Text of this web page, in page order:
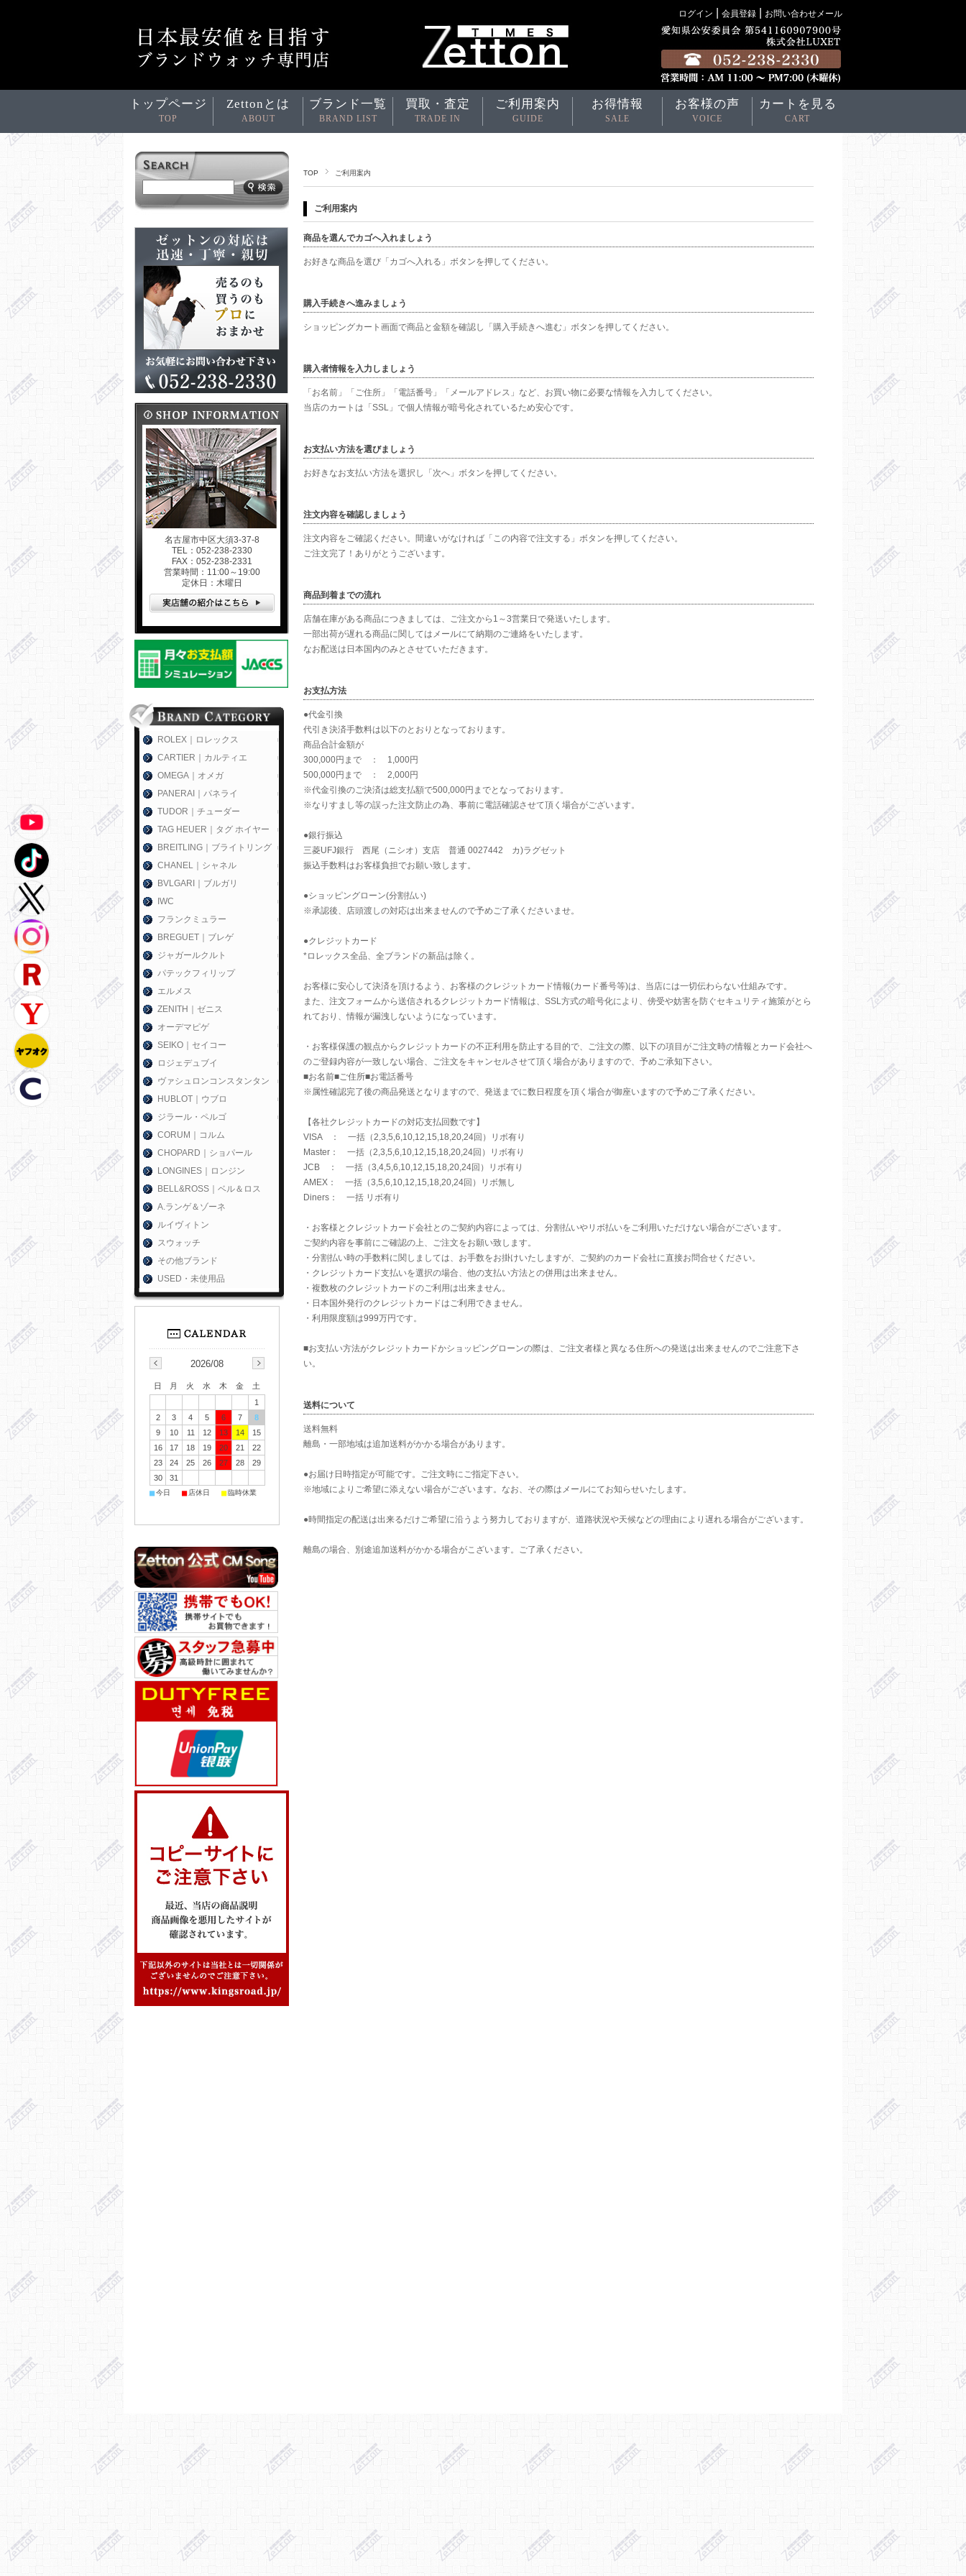
ログイン 会員登録 お問い合わせメール
トップページ
TOP
Zettonとは
ABOUT
ブランド一覧
BRAND LIST
買取・査定
TRADE IN
ご利用案内
GUIDE
お得情報
SALE
お客様の声
VOICE
カートを見る
CART
TOP ご利用案内
ご利用案内
商品を選んでカゴへ入れましょう
お好きな商品を選び「カゴへ入れる」ボタンを押してください。
購入手続きへ進みましょう
ショッピングカート画面で商品と金額を確認し「購入手続きへ進む」ボタンを押してください。
購入者情報を入力しましょう
「お名前」「ご住所」「電話番号」「メールアドレス」など、お買い物に必要な情報を入力してください。
当店のカートは「SSL」で個人情報が暗号化されているため安心です。
お支払い方法を選びましょう
お好きなお支払い方法を選択し「次へ」ボタンを押してください。
注文内容を確認しましょう
注文内容をご確認ください。間違いがなければ「この内容で注文する」ボタンを押してください。
ご注文完了！ありがとうございます。
商品到着までの流れ
店舗在庫がある商品につきましては、ご注文から1～3営業日で発送いたします。
一部出荷が遅れる商品に関してはメールにて納期のご連絡をいたします。
なお配送は日本国内のみとさせていただきます。
お支払方法
●代金引換
代引き決済手数料は以下のとおりとなっております。
商品合計金額が
300,000円まで ： 1,000円
500,000円まで ： 2,000円
※代金引換のご決済は総支払額で500,000円までとなっております。
※なりすまし等の誤った注文防止の為、事前に電話確認させて頂く場合がございます。
●銀行振込
三菱UFJ銀行 西尾（ニシオ）支店 普通 0027442 カ)ラグゼット
振込手数料はお客様負担でお願い致します。
●ショッピングローン(分割払い)
※承認後、店頭渡しの対応は出来ませんので予めご了承くださいませ。
●クレジットカード
*ロレックス全品、全ブランドの新品は除く。
お客様に安心して決済を頂けるよう、お客様のクレジットカード情報(カード番号等)は、当店には一切伝わらない仕組みです。
また、注文フォームから送信されるクレジットカード情報は、SSL方式の暗号化により、傍受や妨害を防ぐセキュリティ施策がとら
れており、情報が漏洩しないようになっています。
・お客様保護の観点からクレジットカードの不正利用を防止する目的で、ご注文の際、以下の項目がご注文時の情報とカード会社へ
のご登録内容が一致しない場合、ご注文をキャンセルさせて頂く場合がありますので、予めご承知下さい。
■お名前■ご住所■お電話番号
※属性確認完了後の商品発送となりますので、発送までに数日程度を頂く場合が御座いますので予めご了承ください。
【各社クレジットカードの対応支払回数です】
VISA ： 一括（2,3,5,6,10,12,15,18,20,24回）リボ有り
Master： 一括（2,3,5,6,10,12,15,18,20,24回）リボ有り
JCB ： 一括（3,4,5,6,10,12,15,18,20,24回）リボ有り
AMEX： 一括（3,5,6,10,12,15,18,20,24回）リボ無し
Diners： 一括 リボ有り
・お客様とクレジットカード会社とのご契約内容によっては、分割払いやリボ払いをご利用いただけない場合がございます。
ご契約内容を事前にご確認の上、ご注文をお願い致します。
・分割払い時の手数料に関しましては、お手数をお掛けいたしますが、ご契約のカード会社に直接お問合せください。
・クレジットカード支払いを選択の場合、他の支払い方法との併用は出来ません。
・複数枚のクレジットカードのご利用は出来ません。
・日本国外発行のクレジットカードはご利用できません。
・利用限度額は999万円です。
■お支払い方法がクレジットカードかショッピングローンの際は、ご注文者様と異なる住所への発送は出来ませんのでご注意下さ
い。
送料について
送料無料
離島・一部地域は追加送料がかかる場合があります。
●お届け日時指定が可能です。ご注文時にご指定下さい。
※地域によりご希望に添えない場合がございます。なお、その際はメールにてお知らせいたします。
●時間指定の配送は出来るだけご希望に沿うよう努力しておりますが、道路状況や天候などの理由により遅れる場合がございます。
離島の場合、別途追加送料がかかる場合がこざいます。ご了承ください。
名古屋市中区大須3-37-8
TEL：052-238-2330
FAX：052-238-2331
営業時間：11:00～19:00
定休日：木曜日
ROLEX｜ロレックス
CARTIER｜カルティエ
OMEGA｜オメガ
PANERAI｜パネライ
TUDOR｜チューダー
TAG HEUER｜タグ ホイヤー
BREITLING｜ブライトリング
CHANEL｜シャネル
BVLGARI｜ブルガリ
IWC
フランクミュラー
BREGUET｜ブレゲ
ジャガールクルト
パテックフィリップ
エルメス
ZENITH｜ゼニス
オーデマピゲ
SEIKO｜セイコー
ロジェデュブイ
ヴァシュロンコンスタンタン
HUBLOT｜ウブロ
ジラール・ペルゴ
CORUM｜コルム
CHOPARD｜ショパール
LONGINES｜ロンジン
BELL&ROSS｜ベル＆ロス
A.ランゲ＆ゾーネ
ルイヴィトン
スウォッチ
その他ブランド
USED・未使用品
2026/08
日 月 火 水 木 金
土
1
2
3 4 5 6 7
8
9
10 11 12 13 14
15
16
17 18 19 20 21
22
23
24 25 26 27 28
29
30
31
■今日 ■ 店休日 ■臨時休業